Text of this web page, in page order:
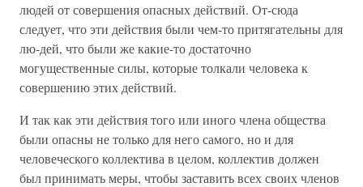
людей от совершения опасных действий. От-сюда
следует, что эти действия были чем-то притягательны для
лю-дей, что были же какие-то достаточно
могущественные силы, которые толкали человека к
совершению этих действий.
И так как эти действия того или иного члена общества
были опасны не только для него самого, но и для
человеческого коллектива в целом, коллектив должен
был принимать меры, чтобы заставить всех своих членов